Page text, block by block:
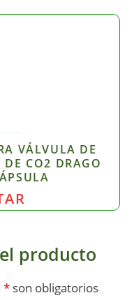
VÁLVULA DE
CO2 DRAGO
producto
*son obligatorios